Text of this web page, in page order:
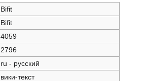
Bifit
Bifit
4059
2796
ru - русский
вики-текст